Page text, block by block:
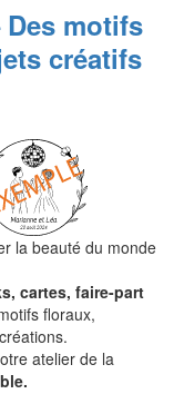
motifs
créatifs
la beauté du monde
cartes, faire-part
floraux,
atelier de la